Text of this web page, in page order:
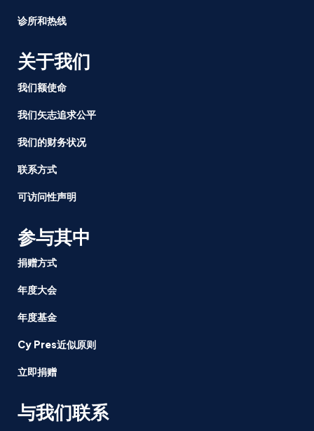
诊所和热线
关于我们
我们额使命
我们矢志追求公平
我们的财务状况
联系方式
可访问性声明
参与其中
捐赠方式
年度大会
年度基金
Cy Pres近似原则
立即捐赠
与我们联系